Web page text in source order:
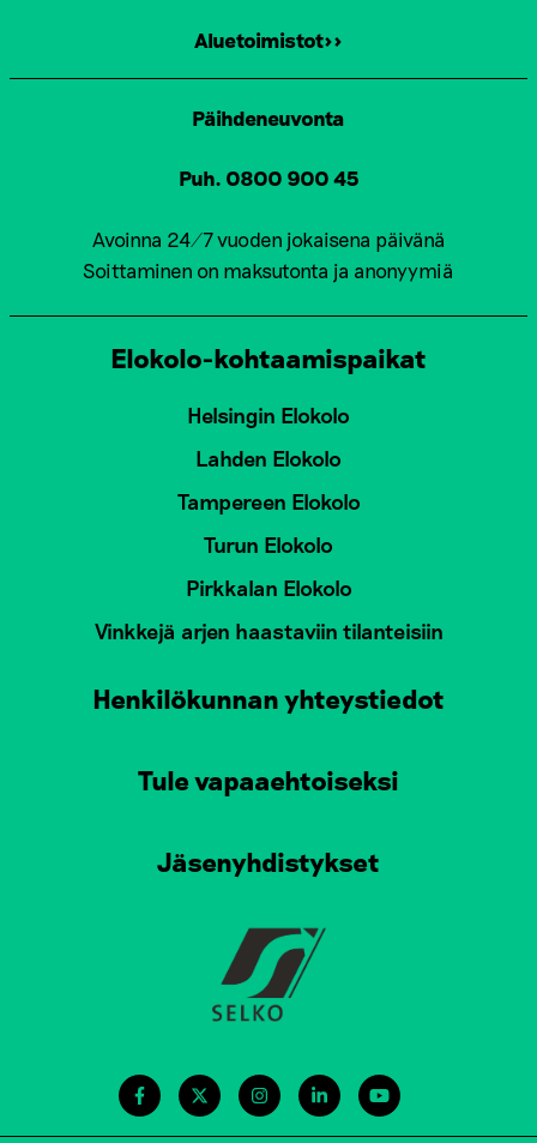
Aluetoimistot>>
Päihdeneuvonta
Puh. 0800 900 45
Avoinna 24/7 vuoden jokaisena päivänä
Soittaminen on maksutonta ja anonyymiä
Elokolo-kohtaamispaikat
Helsingin Elokolo
Lahden Elokolo
Tampereen Elokolo
Turun Elokolo
Pirkkalan Elokolo
Vinkkejä arjen haastaviin tilanteisiin
Henkilökunnan yhteystiedot
Tule vapaaehtoiseksi
Jäsenyhdistykset